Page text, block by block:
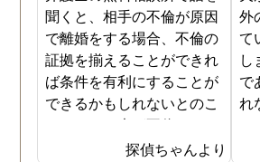
聞くと、相手の不倫が原因
で離婚をする場合、不倫の
証拠を揃えることができれ
ば条件を有利にすることが
できるかもしれないとのこ
とでした。夫が不倫をして
いるのは確実なのですが、
探偵ちゃんより
外
て
し
で
れ